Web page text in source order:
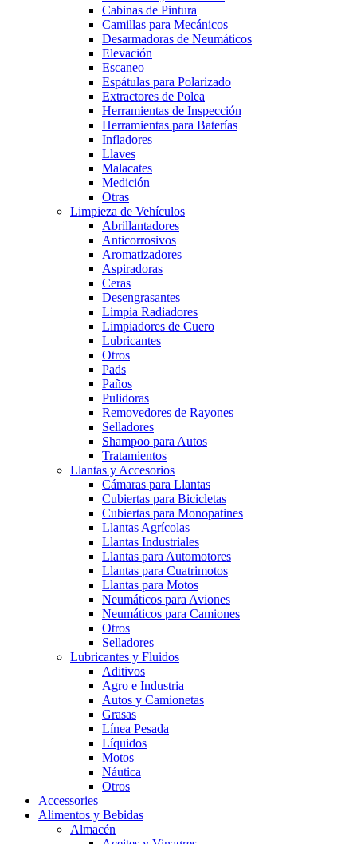
Cabinas de Pintura
Camillas para Mecánicos
Desarmadoras de Neumáticos
Elevación
Escaneo
Espátulas para Polarizado
Extractores de Polea
Herramientas de Inspección
Herramientas para Baterías
Infladores
Llaves
Malacates
Medición
Otras
Limpieza de Vehículos
Abrillantadores
Anticorrosivos
Aromatizadores
Aspiradoras
Ceras
Desengrasantes
Limpia Radiadores
Limpiadores de Cuero
Lubricantes
Otros
Pads
Paños
Pulidoras
Removedores de Rayones
Selladores
Shampoo para Autos
Tratamientos
Llantas y Accesorios
Cámaras para Llantas
Cubiertas para Bicicletas
Cubiertas para Monopatines
Llantas Agrícolas
Llantas Industriales
Llantas para Automotores
Llantas para Cuatrimotos
Llantas para Motos
Neumáticos para Aviones
Neumáticos para Camiones
Otros
Selladores
Lubricantes y Fluidos
Aditivos
Agro e Industria
Autos y Camionetas
Grasas
Línea Pesada
Líquidos
Motos
Náutica
Otros
Accessories
Alimentos y Bebidas
Almacén